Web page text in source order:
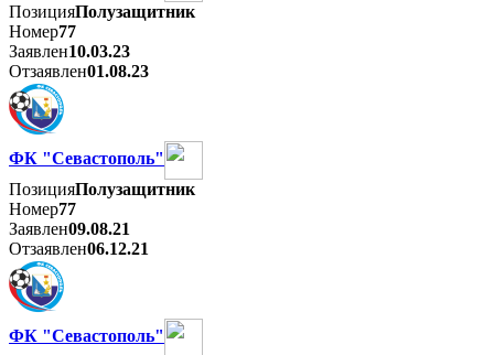
ПозицияПолузащитник
Номер77
Заявлен10.03.23
Отзаявлен01.08.23
ФК "Севастополь"
ПозицияПолузащитник
Номер77
Заявлен09.08.21
Отзаявлен06.12.21
ФК "Севастополь"